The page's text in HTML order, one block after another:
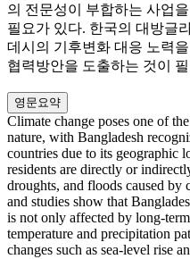
의 전문성이 부합하는 사업
필요가 있다. 한국의 대방글
데시의 기후변화 대응 노력
협력방안을 도출하는 것이
영문요약
Climate change poses one of
nature, with Bangladesh
countries due to its geographic
residents are directly or
droughts, and floods caused by
and studies show that
is not only affected by long-
temperature and precipitation
changes such as sea-level rise